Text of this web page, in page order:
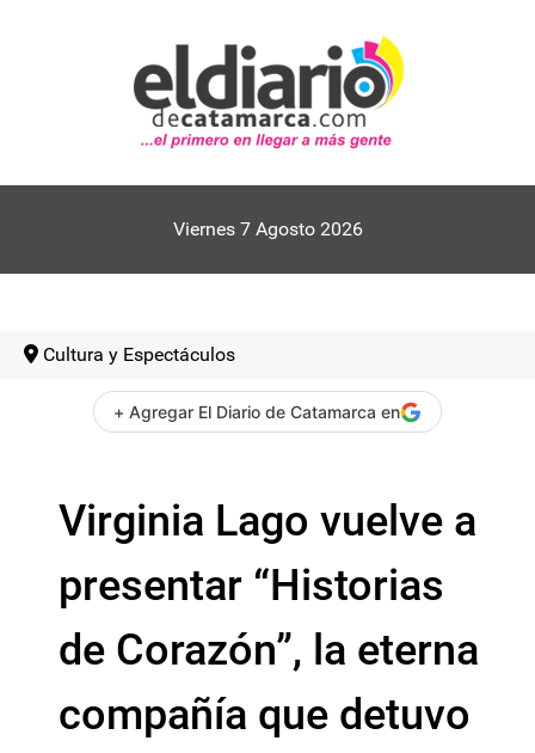
Viernes 7 Agosto 2026
Cultura y Espectáculos
+ Agregar El Diario de Catamarca en
Virginia Lago vuelve a
presentar “Historias
de Corazón”, la eterna
compañía que detuvo